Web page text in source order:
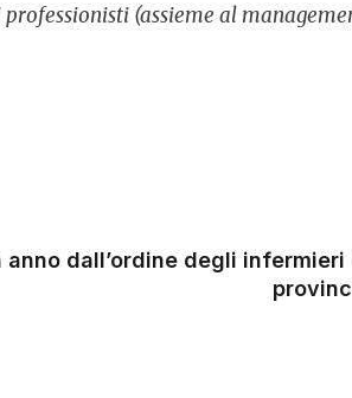
(assieme al
anno dall’ordine degli